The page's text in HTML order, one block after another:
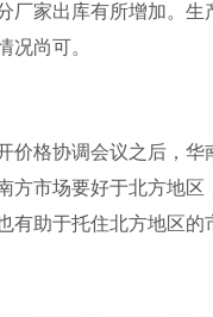
厂家出库有所增加。
况尚可。
格协调会议之后，华
方市场要好于北方地
有助于托住北方地区